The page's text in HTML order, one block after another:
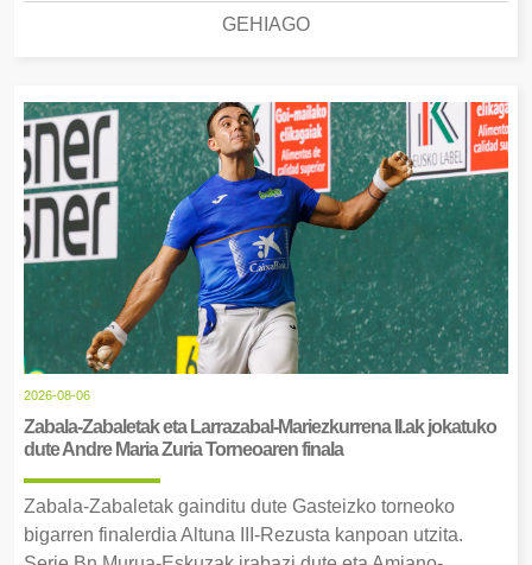
GEHIAGO
2026-08-06
Zabala-Zabaletak eta Larrazabal-Mariezkurrena II.ak jokatuko
dute Andre Maria Zuria Torneoaren finala
Zabala-Zabaletak gainditu dute Gasteizko torneoko
bigarren finalerdia Altuna III-Rezusta kanpoan utzita.